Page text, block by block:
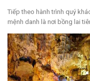
Tiếp theo hành trình quý
mệnh danh là nơi bồng lai